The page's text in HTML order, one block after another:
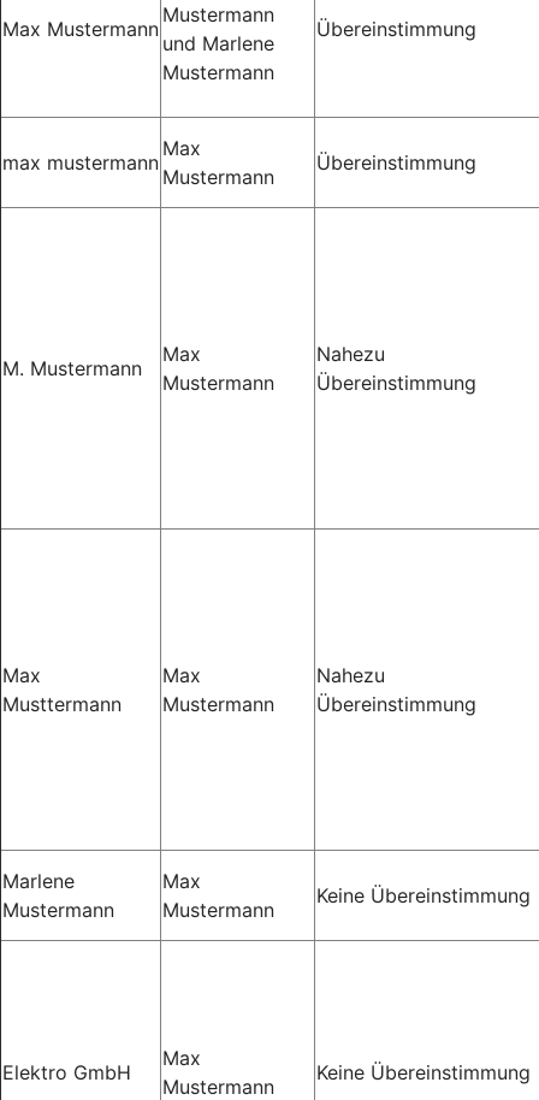
Max Mustermann
Mustermann
und Marlene
Mustermann
Übereinstimmung
max mustermann
Max
Mustermann
Übereinstimmung
M. Mustermann
Max
Mustermann
Nahezu
Übereinstimmung
Max
Musttermann
Max
Mustermann
Nahezu
Übereinstimmung
Marlene
Mustermann
Max
Mustermann
Keine Übereinstimmung
Elektro GmbH
Max
Mustermann
Keine Übereinstimmung